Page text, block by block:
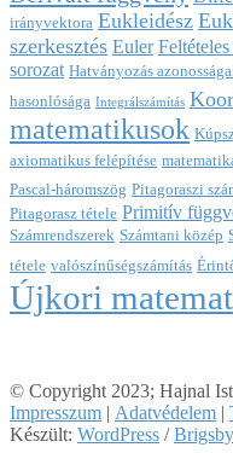
irányvektora Eukleidész
szerkesztés Euler
sorozat Hatványozás
hasonlósága Integrálszámítás
matematikusok
axiomatikus felépítése
Pascal-háromszög Pitagoraszi
Pitagorasz tétele Primitív
Számrendszerek Számtani közép
tétele valószínűségszámítás
Újkori
© Copyright 2023; Hajnal
Impresszum | Adatvédelem |
Készült: WordPress /Brigsby